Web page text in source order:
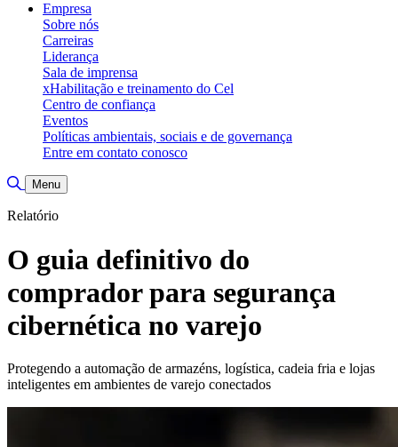
Empresa
Sobre nós
Carreiras
Liderança
Sala de imprensa
xHabilitação e treinamento do Cel
Centro de confiança
Eventos
Políticas ambientais, sociais e de governança
Entre em contato conosco
Alternar pesquisa
Menu
Relatório
O guia definitivo do
comprador para segurança
cibernética no varejo
Protegendo a automação de armazéns, logística, cadeia fria e lojas
inteligentes em ambientes de varejo conectados